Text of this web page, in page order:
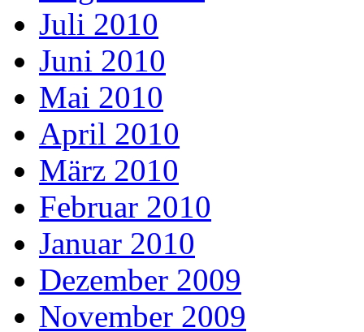
Juli 2010
Juni 2010
Mai 2010
April 2010
März 2010
Februar 2010
Januar 2010
Dezember 2009
November 2009